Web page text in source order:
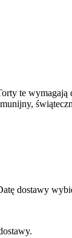
te
dostawy